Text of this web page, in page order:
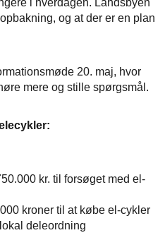
i hverdagen. Landsbyen
og at der er en plan
20. maj, hvor
mere og stille spørgsmål.
kr. til forsøget med el-
kroner til at købe el-cykler
deleordning